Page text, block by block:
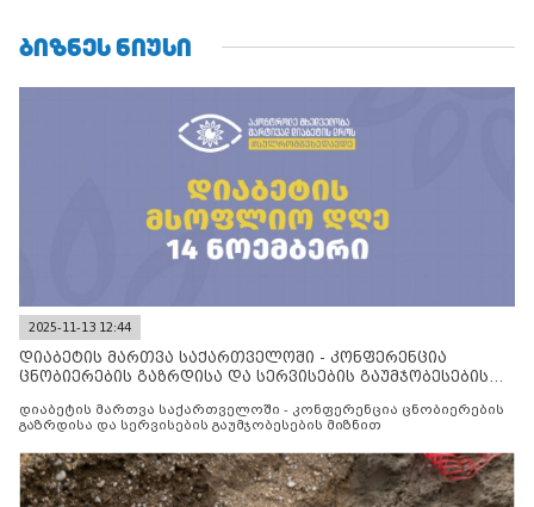
ᲑᲘᲖᲜᲔᲡ ᲜᲘᲣᲡᲘ
2025-11-13 12:44
დიაბეტის მართვა საქართველოში - კონფერენცია
ცნობიერების გაზრდისა და სერვისების გაუმჯობესების
დიაბეტის მართვა საქართველოში - კონფერენცია ცნობიერების
გაზრდისა და სერვისების გაუმჯობესების მიზნით